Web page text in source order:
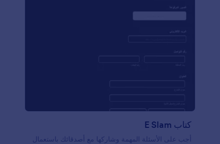
كتاب E Slam
أجب على الأسئلة المهمة وشاركها مع أصدقائك باستعمال